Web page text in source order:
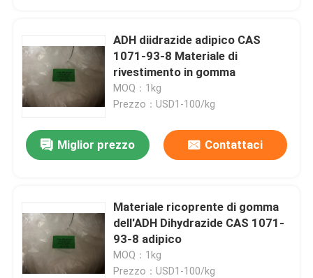
ADH diidrazide adipico CAS
1071-93-8 Materiale di
rivestimento in gomma
MOQ：1kg
Prezzo：USD1-100/kg
Miglior prezzo Contattaci
Materiale ricoprente di gomma
dell'ADH Dihydrazide CAS 1071-
93-8 adipico
MOQ：1kg
Prezzo：USD1-100/kg